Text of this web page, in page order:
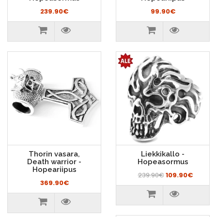
239.90€ 99.90€
Thorin vasara,
Death warrior -
Hopeariipus
369.90€
Liekkikallo -
Hopeasormus
239.90€109.90€